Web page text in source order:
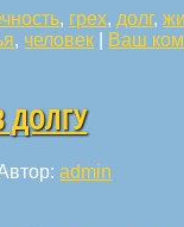
, грех, долг,
, человек Ваш
ДОЛГУ
admin